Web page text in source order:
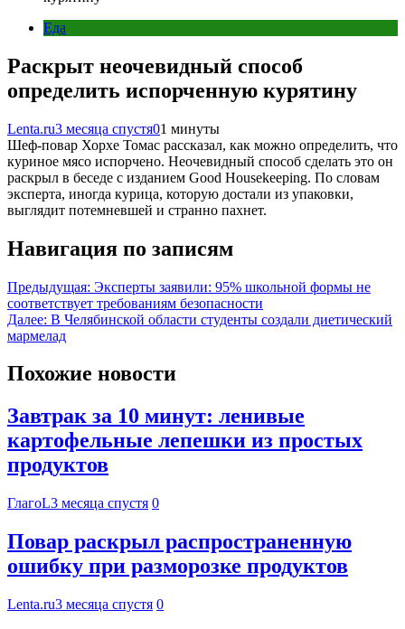
Еда
Раскрыт неочевидный способ
определить испорченную курятину
Lenta.ru3 месяца спустя01 минуты
Шеф-повар Хорхе Томас рассказал, как можно определить, что
куриное мясо испорчено. Неочевидный способ сделать это он
раскрыл в беседе с изданием Good Housekeeping. По словам
эксперта, иногда курица, которую достали из упаковки,
выглядит потемневшей и странно пахнет.
Навигация по записям
Предыдущая: Эксперты заявили: 95% школьной формы не
соответствует требованиям безопасности
Далее: В Челябинской области студенты создали диетический
мармелад
Похожие новости
Завтрак за 10 минут: ленивые
картофельные лепешки из простых
продуктов
ГлагоL3 месяца спустя 0
Повар раскрыл распространенную
ошибку при разморозке продуктов
Lenta.ru3 месяца спустя 0